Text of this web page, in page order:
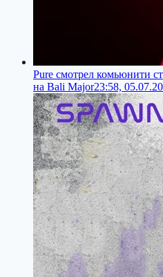
Pure смотрел комьюнити
на Bali Major23:58,